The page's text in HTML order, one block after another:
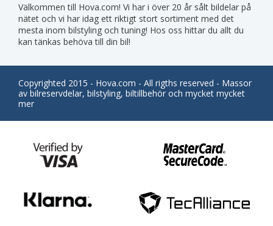
Välkommen till Hova.com! Vi har i över 20 år sålt bildelar på
nätet och vi har idag ett riktigt stort sortiment med det
mesta inom bilstyling och tuning! Hos oss hittar du allt du
kan tänkas behöva till din bil!
Copyrighted 2015 - Hova.com - All rigths reserved - Massor
av bilreservdelar, bilstyling, biltillbehör och mycket mycket
mer